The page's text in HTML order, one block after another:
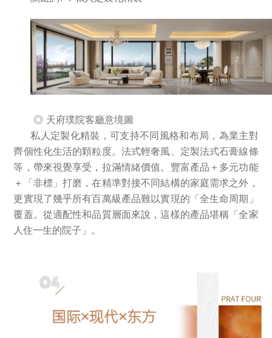
◎ 天府璞院客廳意境圖
私人定製化精裝，可支持不同風格和布局，為業主對
齊個性化生活的顆粒度。法式輕奢風、定製法式石膏線條
等，帶來視覺享受，拉滿情緒價值。豐富產品＋多元功能
＋「非標」打磨，在精準對接不同結構的家庭需求之外，
更實現了幾乎所有百萬級產品難以實現的「全生命周期」
覆蓋。從適配性和品質層面來說，這樣的產品堪稱「全家
人住一生的院子」。